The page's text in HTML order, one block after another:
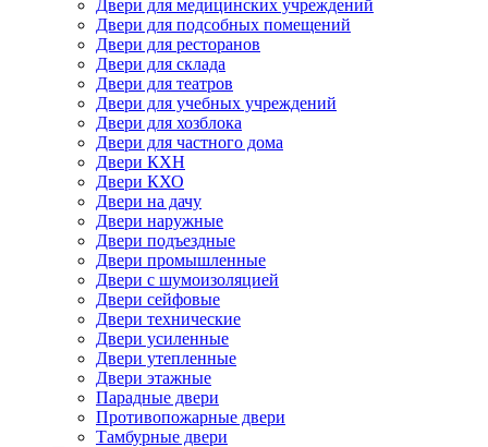
Двери для медицинских учреждений
Двери для подсобных помещений
Двери для ресторанов
Двери для склада
Двери для театров
Двери для учебных учреждений
Двери для хозблока
Двери для частного дома
Двери КХН
Двери КХО
Двери на дачу
Двери наружные
Двери подъездные
Двери промышленные
Двери с шумоизоляцией
Двери сейфовые
Двери технические
Двери усиленные
Двери утепленные
Двери этажные
Парадные двери
Противопожарные двери
Тамбурные двери